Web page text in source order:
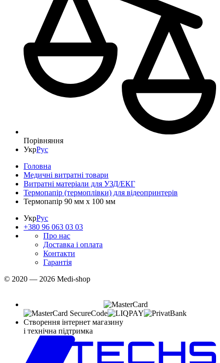
Порівняння
УкрРус
Головна
Медичні витратні товари
Витратні матеріали для УЗД/ЕКГ
Термопапір (термоплівки) для відеопринтерів
Термопапір 90 мм х 100 мм
УкрРус
+380 96 063 03 03
Про нас
Доставка і оплата
Контакти
Гарантія
© 2020 — 2026 Medi-shop
Створення інтернет магазину
і технічна підтримка